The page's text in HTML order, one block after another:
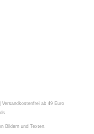
ab 49 Euro
Bildern und Texten.